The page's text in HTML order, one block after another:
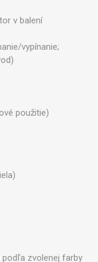
v balení
vypínanie;
použitie)
podľa zvolenej farby